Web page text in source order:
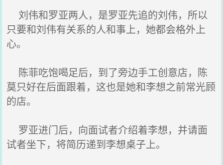
刘伟和罗亚两人，是罗亚先追的刘伟，所以
只要和刘伟有关系的人和事上，她都会格外上
心。
陈菲吃饱喝足后，到了旁边手工创意店，陈
莫只好在后面跟着，这也是她和李想之前常光顾
的店。
罗亚进门后，向面试者介绍着李想，并请面
试者坐下，将简历递到李想桌子上。